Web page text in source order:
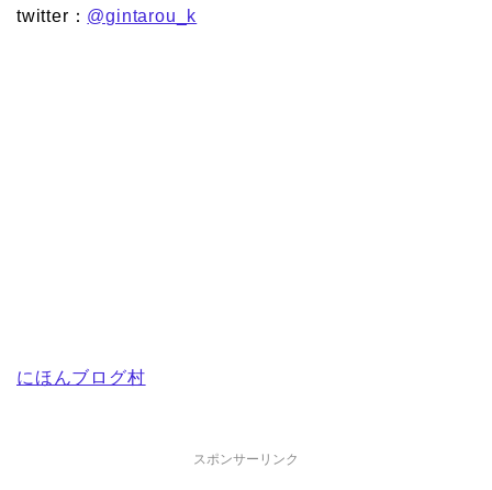
twitter： @gintarou_k
にほんブログ村
スポンサーリンク